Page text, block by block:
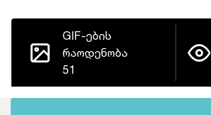
GIF-ების
რაოდენობა
51